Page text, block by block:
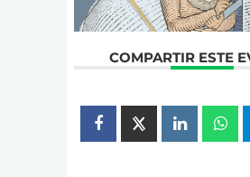
COMPARTIR ESTE